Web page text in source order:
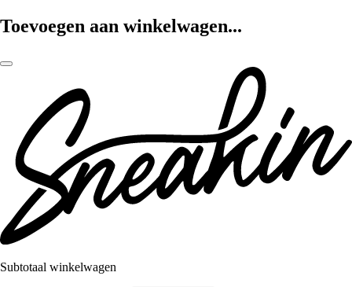
Toevoegen aan winkelwagen...
Subtotaal winkelwagen